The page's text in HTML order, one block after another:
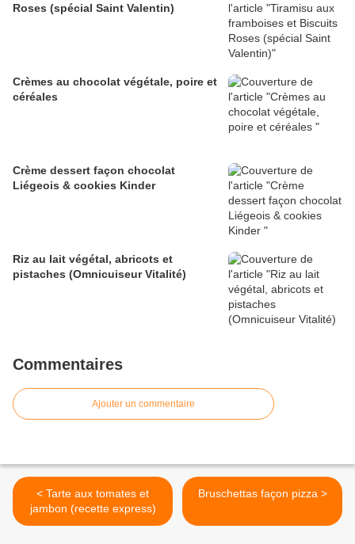
Roses (spécial Saint Valentin)
Crèmes au chocolat végétale, poire et
céréales
Crème dessert façon chocolat
Liégeois & cookies Kinder
Riz au lait végétal, abricots et
pistaches (Omnicuiseur Vitalité)
Commentaires
Ajouter un commentaire
< Tarte aux tomates et
jambon (recette express)
Bruschettas façon pizza >